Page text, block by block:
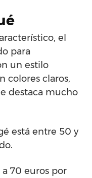
el
para
un estilo
colores claros,
destaca mucho
está entre 50 y
70 euros por